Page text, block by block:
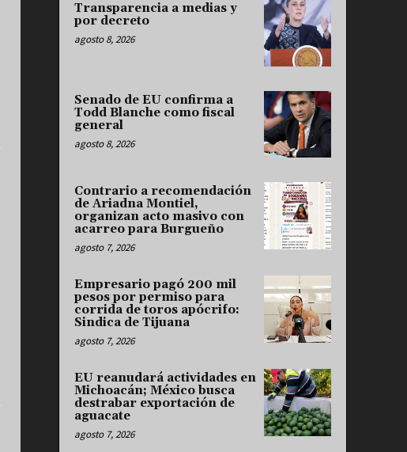
Transparencia a medias y
por decreto
agosto 8, 2026
Senado de EU confirma a
Todd Blanche como fiscal
general
agosto 8, 2026
Contrario a recomendación
de Ariadna Montiel,
organizan acto masivo con
acarreo para Burgueño
agosto 7, 2026
Empresario pagó 200 mil
pesos por permiso para
corrida de toros apócrifo:
Sindica de Tijuana
agosto 7, 2026
EU reanudará actividades en
Michoacán; México busca
destrabar exportación de
aguacate
agosto 7, 2026